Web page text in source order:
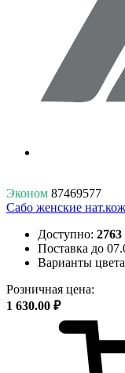
Эконом 87469577
Сабо женские
Доступно:
Поставка до
Варианты
Розничная цена:
1 630.00 ₽